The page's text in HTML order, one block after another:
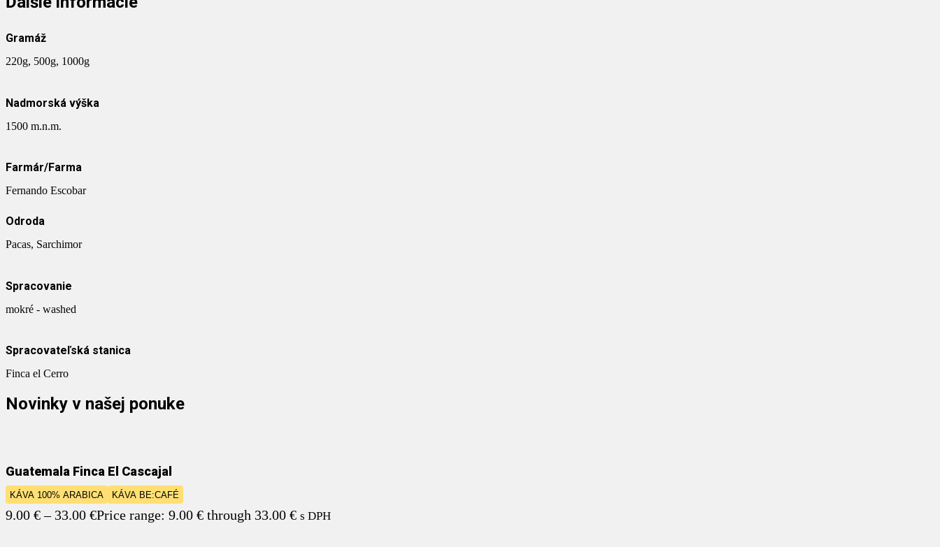
Gramáž
220g, 500g, 1000g
Nadmorská výška
1500 m.n.m.
Farmár/Farma
Fernando Escobar
Odroda
Pacas, Sarchimor
Spracovanie
mokré - washed
Spracovateľská stanica
Finca el Cerro
Novinky v našej ponuke
Guatemala Finca El Cascajal
KÁVA 100% ARABICA KÁVA BE:CAFÉ
9.00 € – 33.00 €Price range: 9.00 € through 33.00 € s DPH